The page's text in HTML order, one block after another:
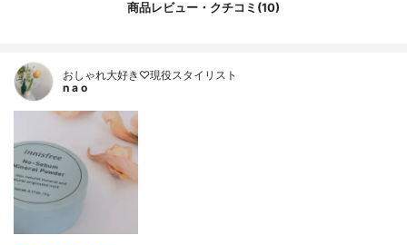
商品レビュー・クチコミ(10)
おしゃれ大好き♡現役スタイリスト
n a o